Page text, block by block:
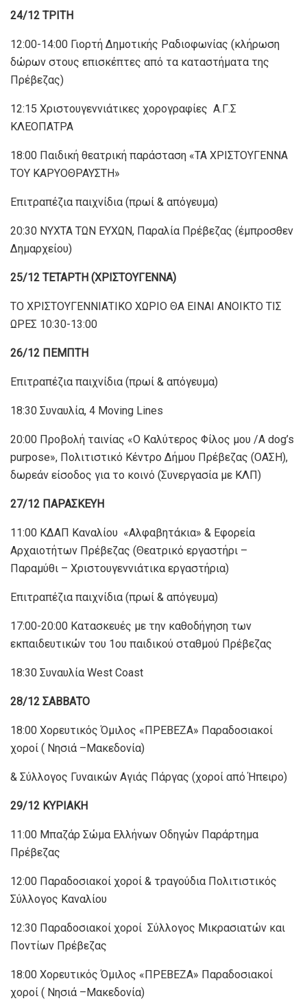
24/12 ΤΡΙΤΗ
12:00-14:00 Γιορτή Δημοτικής Ραδιοφωνίας (κλήρωση
δώρων στους επισκέπτες από τα καταστήματα της
Πρέβεζας)
12:15 Xριστουγεννιάτικες χορογραφίες A.Γ.Σ
ΚΛΕΟΠΑΤΡΑ
18:00 Παιδική θεατρική παράσταση «ΤΑ ΧΡΙΣΤΟΥΓΕΝΝΑ
ΤΟΥ KΑΡΥΟΘΡΑΥΣΤΗ»
Επιτραπέζια παιχνίδια (πρωί & απόγευμα)
20:30 NYXTA TΩΝ ΕΥΧΩΝ, Παραλία Πρέβεζας (έμπροσθεν
Δημαρχείου)
25/12 ΤΕΤΑΡΤΗ (ΧΡΙΣΤΟΥΓΕΝΝΑ)
ΤΟ ΧΡΙΣΤΟΥΓΕΝΝΙΑΤΙΚΟ ΧΩΡΙΟ ΘΑ ΕΙΝΑΙ ΑΝΟΙΚΤΟ TIΣ
ΩΡΕΣ 10:30-13:00
26/12 ΠΕΜΠΤΗ
Επιτραπέζια παιχνίδια (πρωί & απόγευμα)
18:30 Συναυλία, 4 Moving Lines
20:00 Προβολή ταινίας «Ο Καλύτερος Φίλος μου /A dog’s
purpose», Πολιτιστικό Κέντρο Δήμου Πρέβεζας (ΟΑΣΗ),
δωρεάν είσοδος για το κοινό (Συνεργασία με ΚΛΠ)
27/12 ΠΑΡΑΣΚΕΥΗ
11:00 ΚΔΑΠ Καναλίου «Αλφαβητάκια» & Εφορεία
Αρχαιοτήτων Πρέβεζας (Θεατρικό εργαστήρι –
Παραμύθι – Χριστουγεννιάτικα εργαστήρια)
Επιτραπέζια παιχνίδια (πρωί & απόγευμα)
17:00-20:00 Κατασκευές με την καθοδήγηση των
εκπαιδευτικών του 1ου παιδικού σταθμού Πρέβεζας
18:30 Συναυλία West Coast
28/12 ΣΑΒΒΑΤΟ
18:00 Χορευτικός Όμιλος «ΠΡΕΒΕΖΑ» Παραδοσιακοί
χοροί ( Νησιά –Μακεδονία)
& Σύλλογος Γυναικών Αγιάς Πάργας (χοροί από Ήπειρο)
29/12 ΚΥΡΙΑΚΗ
11:00 Mπαζάρ Σώμα Ελλήνων Οδηγών Παράρτημα
Πρέβεζας
12:00 Παραδοσιακοί χοροί & τραγούδια Πολιτιστικός
Σύλλογος Καναλίου
12:30 Παραδοσιακοί χοροί Σύλλογος Μικρασιατών και
Ποντίων Πρέβεζας
18:00 Χορευτικός Όμιλος «ΠΡΕΒΕΖΑ» Παραδοσιακοί
χοροί ( Νησιά –Μακεδονία)